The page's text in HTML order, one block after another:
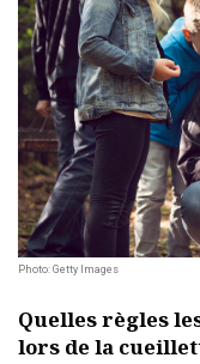
Photo: Getty Images
Quelles règles
lors de la